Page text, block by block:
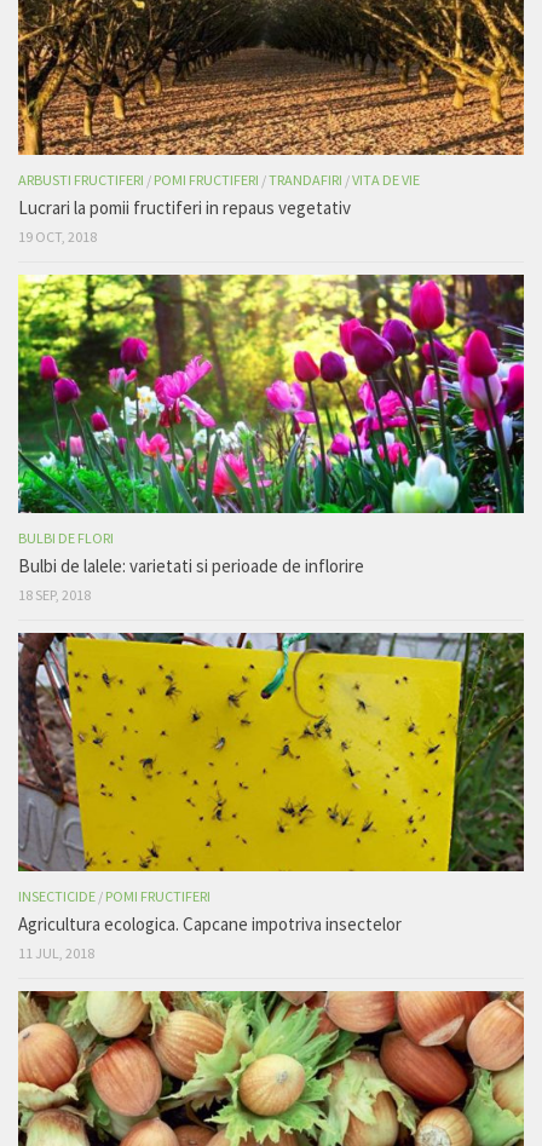
ARBUSTI FRUCTIFERI / POMI FRUCTIFERI /TRANDAFIRI /VITA DE VIE
Lucrari la pomii fructiferi in repaus vegetativ
19 OCT, 2018
BULBI DE FLORI
Bulbi de lalele: varietati si perioade de inflorire
18 SEP, 2018
INSECTICIDE / POMI FRUCTIFERI
Agricultura ecologica. Capcane impotriva insectelor
11 JUL, 2018